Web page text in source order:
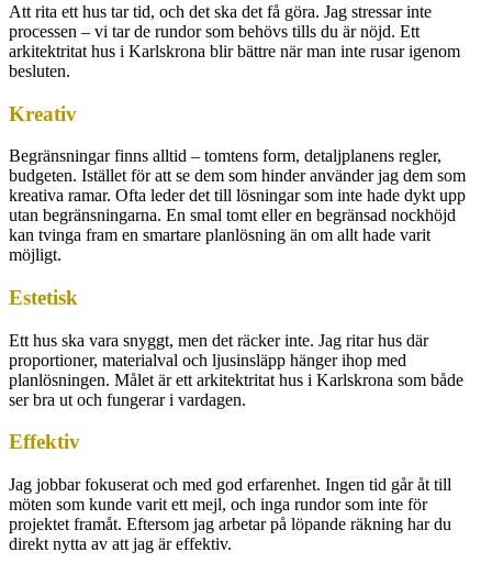
Att rita ett hus tar tid, och det ska det få göra. Jag stressar inte
processen – vi tar de rundor som behövs tills du är nöjd. Ett
arkitektritat hus i Karlskrona blir bättre när man inte rusar igenom
besluten.
Kreativ
Begränsningar finns alltid – tomtens form, detaljplanens regler,
budgeten. Istället för att se dem som hinder använder jag dem som
kreativa ramar. Ofta leder det till lösningar som inte hade dykt upp
utan begränsningarna. En smal tomt eller en begränsad nockhöjd
kan tvinga fram en smartare planlösning än om allt hade varit
möjligt.
Estetisk
Ett hus ska vara snyggt, men det räcker inte. Jag ritar hus där
proportioner, materialval och ljusinsläpp hänger ihop med
planlösningen. Målet är ett arkitektritat hus i Karlskrona som både
ser bra ut och fungerar i vardagen.
Effektiv
Jag jobbar fokuserat och med god erfarenhet. Ingen tid går åt till
möten som kunde varit ett mejl, och inga rundor som inte för
projektet framåt. Eftersom jag arbetar på löpande räkning har du
direkt nytta av att jag är effektiv.